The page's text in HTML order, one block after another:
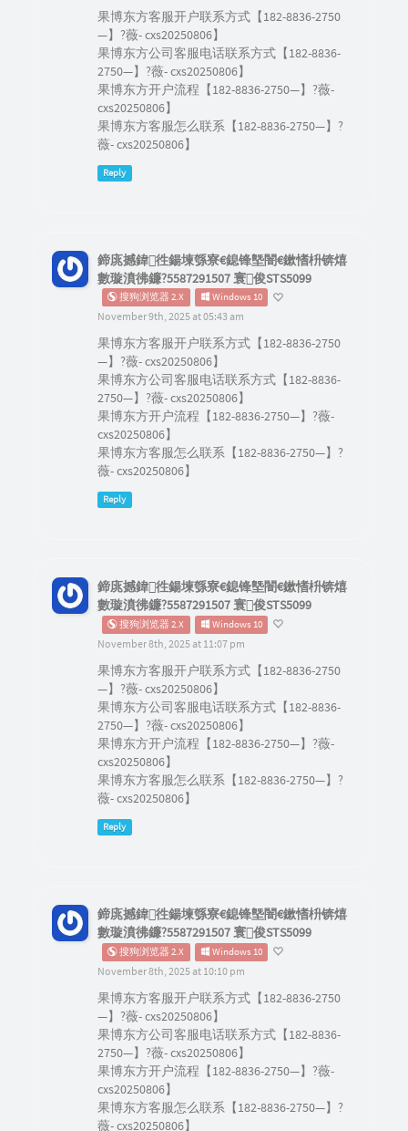
果博东方客服开户联系方式【182-8836-2750
—】?薇- cxs20250806】
果博东方公司客服电话联系方式【182-8836-
2750—】?薇- cxs20250806】
果博东方开户流程【182-8836-2750—】?薇-
cxs20250806】
果博东方客服怎么联系【182-8836-2750—】?
薇- cxs20250806】
Reply
鍗庣撼鍏徃鍚堜綔寮€鎴锋墍闇€鏉愭枡锛熺
數璇濆彿鐮?5587291507 寰俊STS5099
搜狗浏览器 2.X Windows 10
November 9th, 2025 at 05:43 am
果博东方客服开户联系方式【182-8836-2750
—】?薇- cxs20250806】
果博东方公司客服电话联系方式【182-8836-
2750—】?薇- cxs20250806】
果博东方开户流程【182-8836-2750—】?薇-
cxs20250806】
果博东方客服怎么联系【182-8836-2750—】?
薇- cxs20250806】
Reply
鍗庣撼鍏徃鍚堜綔寮€鎴锋墍闇€鏉愭枡锛熺
數璇濆彿鐮?5587291507 寰俊STS5099
搜狗浏览器 2.X Windows 10
November 8th, 2025 at 11:07 pm
果博东方客服开户联系方式【182-8836-2750
—】?薇- cxs20250806】
果博东方公司客服电话联系方式【182-8836-
2750—】?薇- cxs20250806】
果博东方开户流程【182-8836-2750—】?薇-
cxs20250806】
果博东方客服怎么联系【182-8836-2750—】?
薇- cxs20250806】
Reply
鍗庣撼鍏徃鍚堜綔寮€鎴锋墍闇€鏉愭枡锛熺
數璇濆彿鐮?5587291507 寰俊STS5099
搜狗浏览器 2.X Windows 10
November 8th, 2025 at 10:10 pm
果博东方客服开户联系方式【182-8836-2750
—】?薇- cxs20250806】
果博东方公司客服电话联系方式【182-8836-
2750—】?薇- cxs20250806】
果博东方开户流程【182-8836-2750—】?薇-
cxs20250806】
果博东方客服怎么联系【182-8836-2750—】?
薇- cxs20250806】